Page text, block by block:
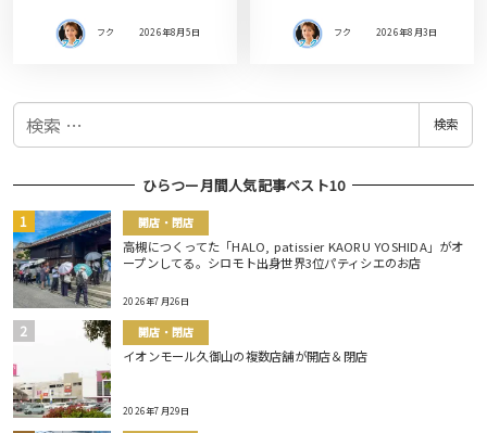
フク 2026年8月5日 フク 2026年8月3日
検
検索
ひらつー月間人気記事ベスト10
開店・閉店
高槻につくってた「HALO, patissier KAORU YOSHIDA」がオ
ープンしてる。シロモト出身世界3位パティシエのお店
2026年7月26日
開店・閉店
イオンモール久御山の複数店舗が開店＆閉店
2026年7月29日